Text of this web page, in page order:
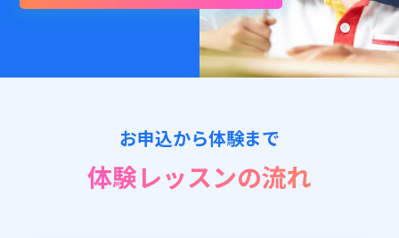
📖 資料請求
👉 無料体験お申込
お申込から体験まで
体験レッスンの流れ